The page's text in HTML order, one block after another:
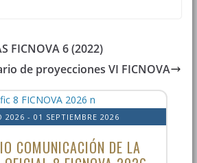
FICNOVA 6 (2022)
de proyecciones VI FICNOVA
2026 - 01 SEPTIEMBRE 2026
COMUNICACIÓN DE LA